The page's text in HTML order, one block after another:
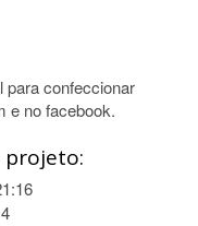
para confeccionar
e no facebook.
projeto: